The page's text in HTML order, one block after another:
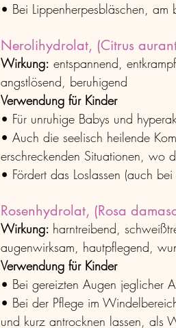
• Bei Lippenherpesbläschen, am
Nerolihydrolat, (Citrus
Wirkung: entspannend,
angstlösend, beruhigend
Verwendung für Kinder
• Für unruhige Babys und
• Auch die seelisch heilende
erschreckenden Situationen, wo
• Fördert das Loslassen (auch
Rosenhydrolat, (Rosa
Wirkung: harntreibend,
augenwirksam, hautpflegend,
Verwendung für Kinder
• Bei gereizten Augen jeglicher
• Bei der Pflege im
und kurz antrocknen lassen, als